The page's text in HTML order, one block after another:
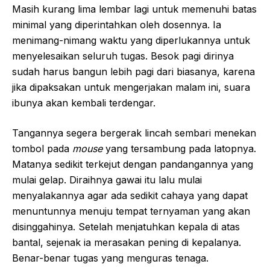
Masih kurang lima lembar lagi untuk memenuhi batas
minimal yang diperintahkan oleh dosennya. Ia
menimang-nimang waktu yang diperlukannya untuk
menyelesaikan seluruh tugas. Besok pagi dirinya
sudah harus bangun lebih pagi dari biasanya, karena
jika dipaksakan untuk mengerjakan malam ini, suara
ibunya akan kembali terdengar.
Tangannya segera bergerak lincah sembari menekan
tombol pada mouse yang tersambung pada latopnya.
Matanya sedikit terkejut dengan pandangannya yang
mulai gelap. Diraihnya gawai itu lalu mulai
menyalakannya agar ada sedikit cahaya yang dapat
menuntunnya menuju tempat ternyaman yang akan
disinggahinya. Setelah menjatuhkan kepala di atas
bantal, sejenak ia merasakan pening di kepalanya.
Benar-benar tugas yang menguras tenaga.